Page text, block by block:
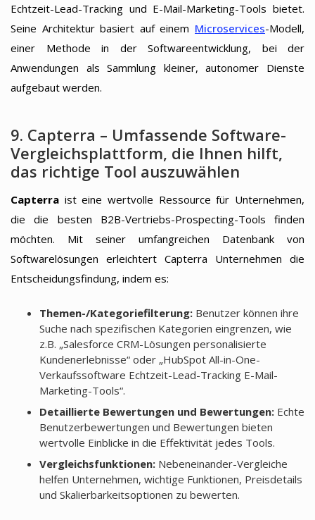
Echtzeit-Lead-Tracking und E-Mail-Marketing-Tools bietet.
Seine Architektur basiert auf einem Microservices-Modell,
einer Methode in der Softwareentwicklung, bei der
Anwendungen als Sammlung kleiner, autonomer Dienste
aufgebaut werden.
9. Capterra – Umfassende Software-
Vergleichsplattform, die Ihnen hilft,
das richtige Tool auszuwählen
Capterra ist eine wertvolle Ressource für Unternehmen,
die die besten B2B-Vertriebs-Prospecting-Tools finden
möchten. Mit seiner umfangreichen Datenbank von
Softwarelösungen erleichtert Capterra Unternehmen die
Entscheidungsfindung, indem es:
Themen-/Kategoriefilterung:Benutzer können ihre
Suche nach spezifischen Kategorien eingrenzen, wie
z.B. „Salesforce CRM-Lösungen personalisierte
Kundenerlebnisse“ oder „HubSpot All-in-One-
Verkaufssoftware Echtzeit-Lead-Tracking E-Mail-
Marketing-Tools“.
Detaillierte Bewertungen und Bewertungen:Echte
Benutzerbewertungen und Bewertungen bieten
wertvolle Einblicke in die Effektivität jedes Tools.
Vergleichsfunktionen:Nebeneinander-Vergleiche
helfen Unternehmen, wichtige Funktionen, Preisdetails
und Skalierbarkeitsoptionen zu bewerten.